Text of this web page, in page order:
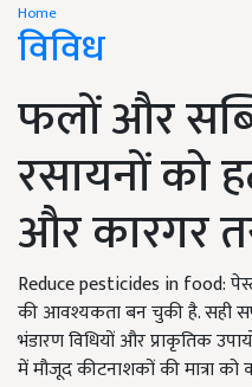
Home
विविध
फलों और
रसायनों को
और कारगर
Reduce pesticides in food:
की आवश्यकता बन चुकी है. सही
भंडारण विधियों और प्राकृतिक
में मौजूद कीटनाशकों की मात्रा